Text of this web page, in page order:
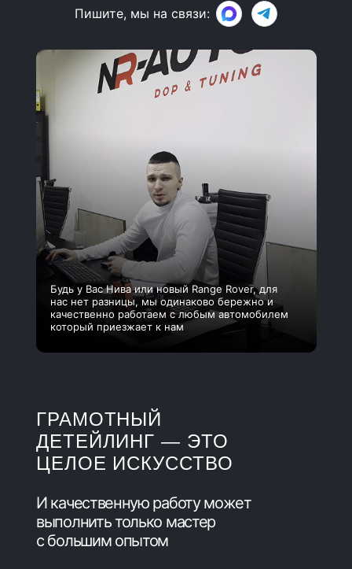
Пишите, мы на связи:
Будь у Вас Нива или новый Range Rover, для
нас нет разницы, мы одинаково бережно и
качественно работаем с любым автомобилем
который приезжает к нам
ГРАМОТНЫЙ
ДЕТЕЙЛИНГ — ЭТО
ЦЕЛОЕ ИСКУССТВО
И качественную работу может
выполнить только мастер
с большим опытом